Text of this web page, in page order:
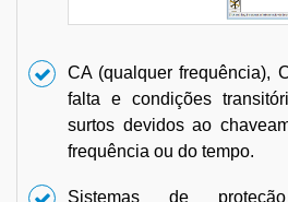
CA (qualquer frequência),
falta e condições
surtos devidos ao
frequência ou do tempo.
Sistemas de